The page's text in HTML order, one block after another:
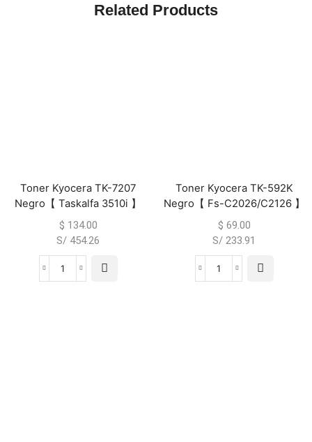
Related Products
Toner Kyocera TK-7207
Negro【 Taskalfa 3510i 】
$ 134.00
S/ 454.26
Toner Kyocera TK-592K
Negro【 Fs-C2026/C2126 】
$ 69.00
S/ 233.91